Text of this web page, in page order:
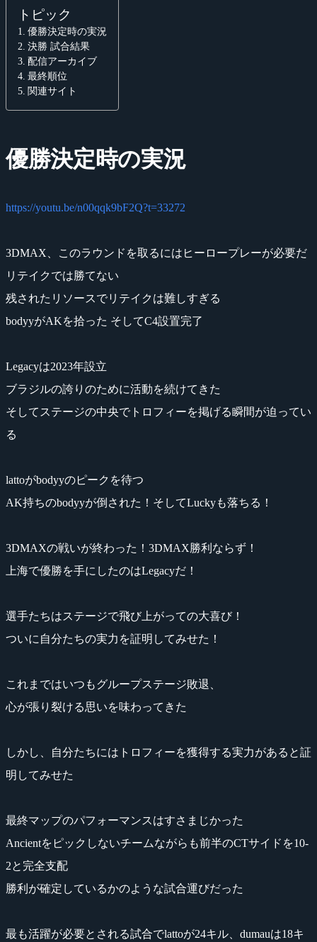
トピック
優勝決定時の実況
決勝 試合結果
配信アーカイブ
最終順位
関連サイト
優勝決定時の実況
https://youtu.be/n00qqk9bF2Q?t=33272
3DMAX、このラウンドを取るにはヒーロープレーが必要だ
リテイクでは勝てない
残されたリソースでリテイクは難しすぎる
bodyyがAKを拾った そしてC4設置完了
Legacyは2023年設立
ブラジルの誇りのために活動を続けてきた
そしてステージの中央でトロフィーを掲げる瞬間が迫ってい
る
lattoがbodyyのピークを待つ
AK持ちのbodyyが倒された！そしてLuckyも落ちる！
3DMAXの戦いが終わった！3DMAX勝利ならず！
上海で優勝を手にしたのはLegacyだ！
選手たちはステージで飛び上がっての大喜び！
ついに自分たちの実力を証明してみせた！
これまではいつもグループステージ敗退、
心が張り裂ける思いを味わってきた
しかし、自分たちにはトロフィーを獲得する実力があると証
明してみせた
最終マップのパフォーマンスはすさまじかった
Ancientをピックしないチームながらも前半のCTサイドを10-
2と完全支配
勝利が確定しているかのような試合運びだった
最も活躍が必要とされる試合でlattoが24キル、dumauは18キ